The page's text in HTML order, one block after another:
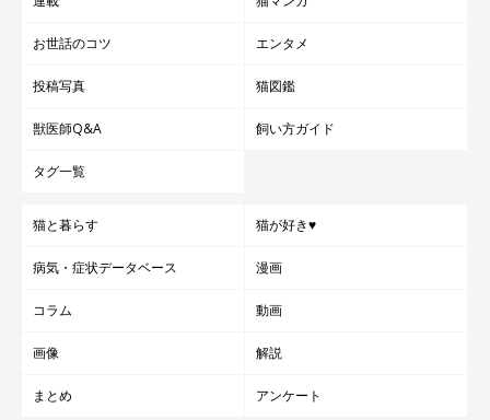
お世話のコツ エンタメ
投稿写真 猫図鑑
獣医師Q&A 飼い方ガイド
タグ一覧
猫と暮らす 猫が好き♥
病気・症状データベース 漫画
コラム 動画
画像 解説
まとめ アンケート